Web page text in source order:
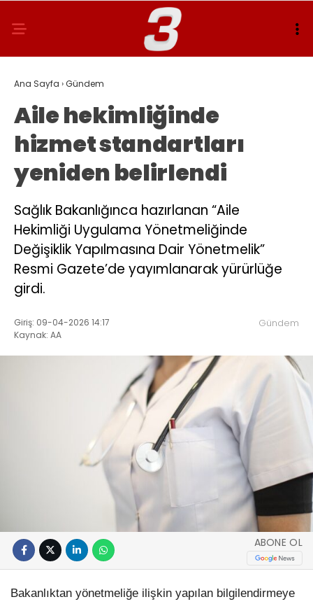
Ana Sayfa ›Gündem
Aile hekimliğinde
hizmet standartları
yeniden belirlendi
Sağlık Bakanlığınca hazırlanan “Aile
Hekimliği Uygulama Yönetmeliğinde
Değişiklik Yapılmasına Dair Yönetmelik”
Resmi Gazete’de yayımlanarak yürürlüğe
girdi.
Giriş: 09-04-2026 14:17
Kaynak: AA
Gündem
ABONE OL
Bakanlıktan yönetmeliğe ilişkin yapılan bilgilendirmeye